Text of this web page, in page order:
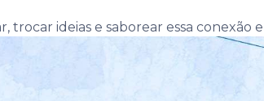
trocar ideias e saborear essa